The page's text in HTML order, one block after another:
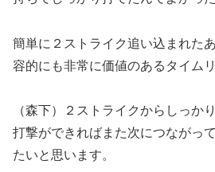
簡単に２ストライク追い込まれた
容的にも非常に価値のあるタイム
（森下）２ストライクからしっか
打撃ができればまた次につながっ
たいと思います。